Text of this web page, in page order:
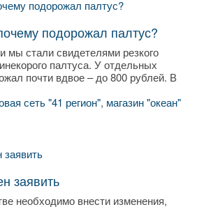
подорожал палтус?
мы стали свидетелями резкого
палтуса. У отдельных
почти вдвое – до 800 рублей. В
сеть "41 регион", магазин "океан"
заявить
необходимо внести изменения,